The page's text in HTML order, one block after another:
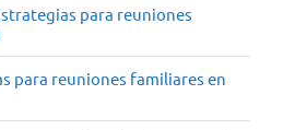
para reuniones
para reuniones familiares en